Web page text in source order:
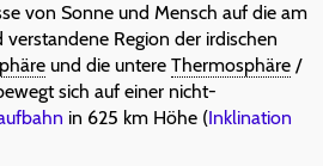
von Sonne und Mensch auf die am
Region der irdischen
und die untere Thermosphäre /
sich auf einer nicht-
in 625 km Höhe (Inklination